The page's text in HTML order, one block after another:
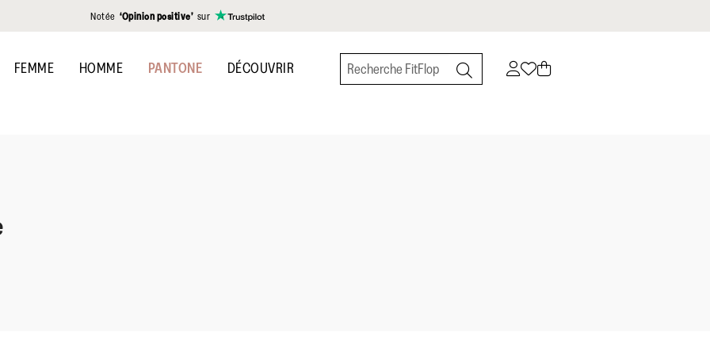
Notée ‘Opinion positive’ sur
FEMME HOMME PANTONE DÉCOUVRIR